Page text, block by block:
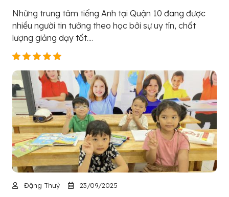
Những trung tâm tiếng Anh tại Quận 10 đang được
nhiều người tin tưởng theo học bởi sự uy tín, chất
lượng giảng dạy tốt....
Đặng Thuỷ 23/09/2025